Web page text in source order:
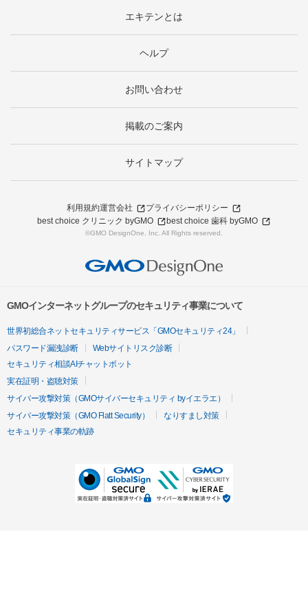
エキテンとは
ヘルプ
お問い合わせ
掲載のご案内
サイトマップ
利用規約運営会社
プライバシーポリシー
best choice クリニック byGMO
best choice 歯科 byGMO
©GMO DesignOne, Inc. All Rights reserved.
GMOインターネットグループのセキュリティ事業について
世界初総合ネットセキュリティサービス「GMOセキュリティ24」
パスワード漏洩診断
Webサイトリスク診断
セキュリティ相談AIチャットボット
実在証明・盗聴対策
サイバー攻撃対策（GMOサイバーセキュリティ byイエラエ）
サイバー攻撃対策（GMO Flatt Security）
なりすまし対策
セキュリティ事業の軌跡